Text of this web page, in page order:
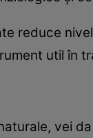
reduce
util în
vei